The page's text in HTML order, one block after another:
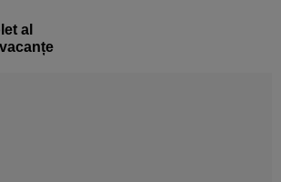
al